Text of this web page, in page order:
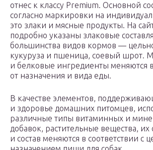
отнес к классу Premium. Основной
согласно маркировки на
это злаки и мясные продукты. На
подробно указаны злаковые
большинства видов кормов —
кукуруза и пшеница, соевый шрот.
и белковые ингредиенты меняются
от назначения и вида еды.
В качестве элементов,
и здоровье домашних питомцев,
различные типы витаминных и
добавок, растительные вещества,
и состав меняются в соответствии с